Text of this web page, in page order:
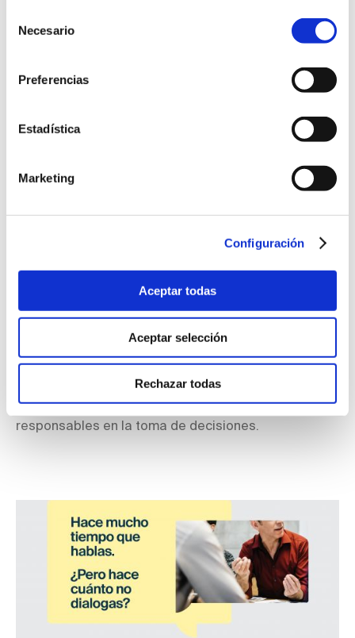
Necesario
Preferencias
Estadística
Marketing
Configuración
Aceptar todas
Aceptar selección
Rechazar todas
crecientes oportunidades de negocio en los que ...
seguridad contra incendios
colaboradores ha organizado la 4ª edición de la
Semana europea de la seguridad contra incendios
visibilizar el sector y mejorar el conocimiento de los
profesionales involucrados, así como de los
reguladores europeos. Este año la semana se ha
centrado en cómo situar la seguridad de los
pero sin olvidar otros problemas descritos en el plan
de acción europeo de la seguridad contra incendios.
En los debates participarán expertos y personas
responsables en la toma de decisiones.